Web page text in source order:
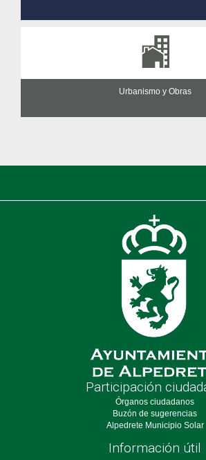
Urbanismo y Obras
Participación
Órganos ciudadanos
Buzón de sugerencias
Alpedrete Municipio Solar
Información útil